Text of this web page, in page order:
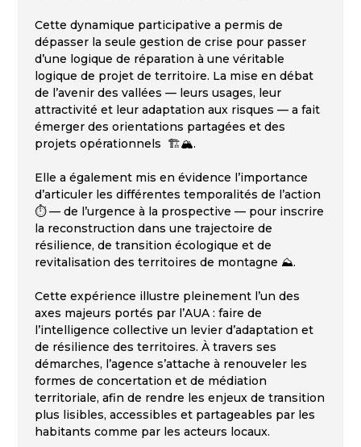
Cette dynamique participative a permis de
dépasser la seule gestion de crise pour passer
d’une logique de réparation à une véritable
logique de projet de territoire. La mise en débat
de l’avenir des vallées — leurs usages, leur
attractivité et leur adaptation aux risques — a fait
émerger des orientations partagées et des
projets opérationnels 🏗️🏔️.
Elle a également mis en évidence l’importance
d’articuler les différentes temporalités de l’action
⏱️ — de l’urgence à la prospective — pour inscrire
la reconstruction dans une trajectoire de
résilience, de transition écologique et de
revitalisation des territoires de montagne ⛰️.
Cette expérience illustre pleinement l’un des
axes majeurs portés par l’AUA : faire de
l’intelligence collective un levier d’adaptation et
de résilience des territoires. À travers ses
démarches, l’agence s’attache à renouveler les
formes de concertation et de médiation
territoriale, afin de rendre les enjeux de transition
plus lisibles, accessibles et partageables par les
habitants comme par les acteurs locaux.